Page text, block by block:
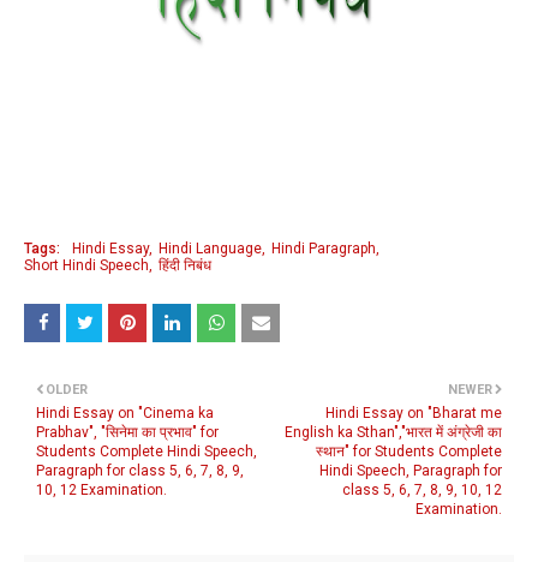
Tags: Hindi Essay Hindi Language
Hindi Paragraph
Short Hindi Speech
हिंदी निबंध
NEWER
Hindi Essay on "Bharat me
English ka Sthan","भारत में अंग्रेजी का
स्थान" for Students Complete
Hindi Speech, Paragraph for
class 5, 6, 7, 8, 9, 10, 12
Examination.
OLDER
Hindi Essay on "Cinema ka
Prabhav", "सिनेमा का प्रभाव" for
Students Complete Hindi Speech,
Paragraph for class 5, 6, 7, 8, 9,
10, 12 Examination.